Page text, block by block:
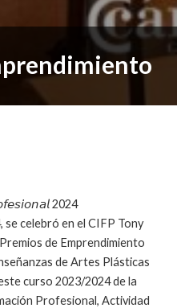
2024
se celebró en el CIFP Tony
de Emprendimiento
de Artes Plásticas
curso 2023/2024 de la
Profesional, Actividad